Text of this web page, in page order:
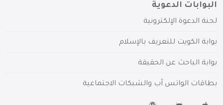
البوابات الدعوية
لجنة الدعوة الإلكترونية
بوابة الكويت للتعريف بالإسلام
بوابة الباحث عن الحقيقة
بطاقات الواتس آب والشبكات الاجتماعية